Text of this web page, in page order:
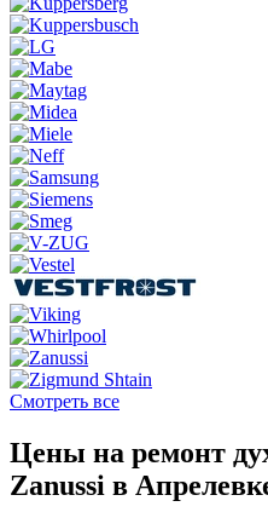
Смотреть все
Цены на ремонт
Zanussi в